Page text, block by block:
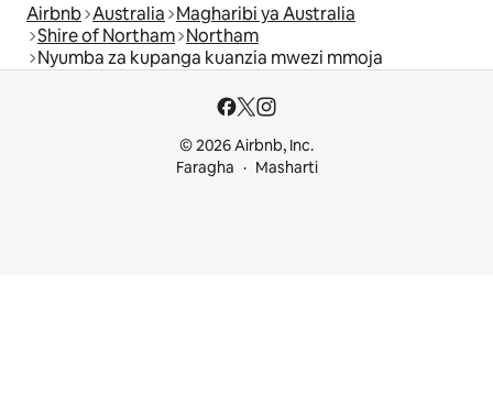
Airbnb Australia Magharibi ya Australia
Shire of Northam Northam
Nyumba za kupanga kuanzia mwezi mmoja
© 2026 Airbnb, Inc.
Faragha
Masharti